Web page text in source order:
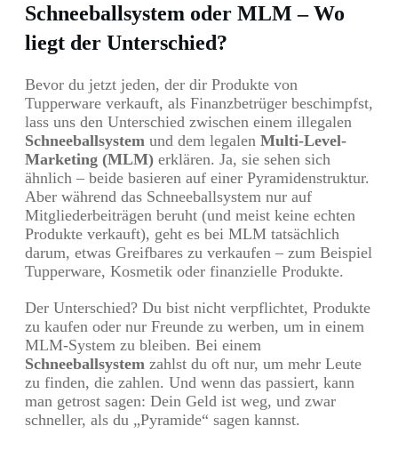
Schneeballsystem oder MLM – Wo
liegt der Unterschied?
Bevor du jetzt jeden, der dir Produkte von
Tupperware verkauft, als Finanzbetrüger beschimpfst,
lass uns den Unterschied zwischen einem illegalen
Schneeballsystem und dem legalen Multi-Level-
Marketing (MLM) erklären. Ja, sie sehen sich
ähnlich – beide basieren auf einer Pyramidenstruktur.
Aber während das Schneeballsystem nur auf
Mitgliederbeiträgen beruht (und meist keine echten
Produkte verkauft), geht es bei MLM tatsächlich
darum, etwas Greifbares zu verkaufen – zum Beispiel
Tupperware, Kosmetik oder finanzielle Produkte.
Der Unterschied? Du bist nicht verpflichtet, Produkte
zu kaufen oder nur Freunde zu werben, um in einem
MLM-System zu bleiben. Bei einem
Schneeballsystem zahlst du oft nur, um mehr Leute
zu finden, die zahlen. Und wenn das passiert, kann
man getrost sagen: Dein Geld ist weg, und zwar
schneller, als du „Pyramide“ sagen kannst.